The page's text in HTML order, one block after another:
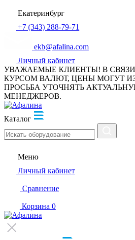
Екатеринбург
+7 (343) 288-79-71
ekb@afalina.com
Личный кабинет
УВАЖАЕМЫЕ КЛИЕНТЫ! В
КУРСОМ ВАЛЮТ, ЦЕНЫ МОГУТ
ПРОСЬБА УТОЧНЯТЬ
МЕНЕДЖЕРОВ.
Каталог
Меню
Личный кабинет
Сравнение
Корзина 0